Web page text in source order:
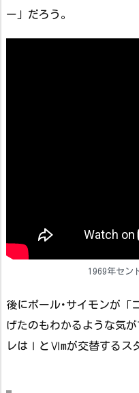
ー」だろう。
1969年セン
後にポール･サイモンが「
げたのもわかるような気
レはⅠとⅥmが交替するス